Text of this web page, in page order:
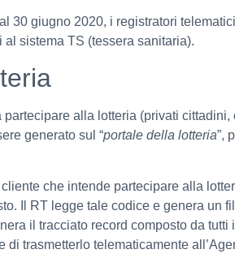
30 giugno 2020, i registratori
sistema TS (tessera sanitaria).
alla lotteria (privati cittadini,
generato sul “portale della lotteria”,
che intende partecipare alla
Il RT legge tale codice e genera un
il tracciato record composto da
di trasmetterlo telematicamente